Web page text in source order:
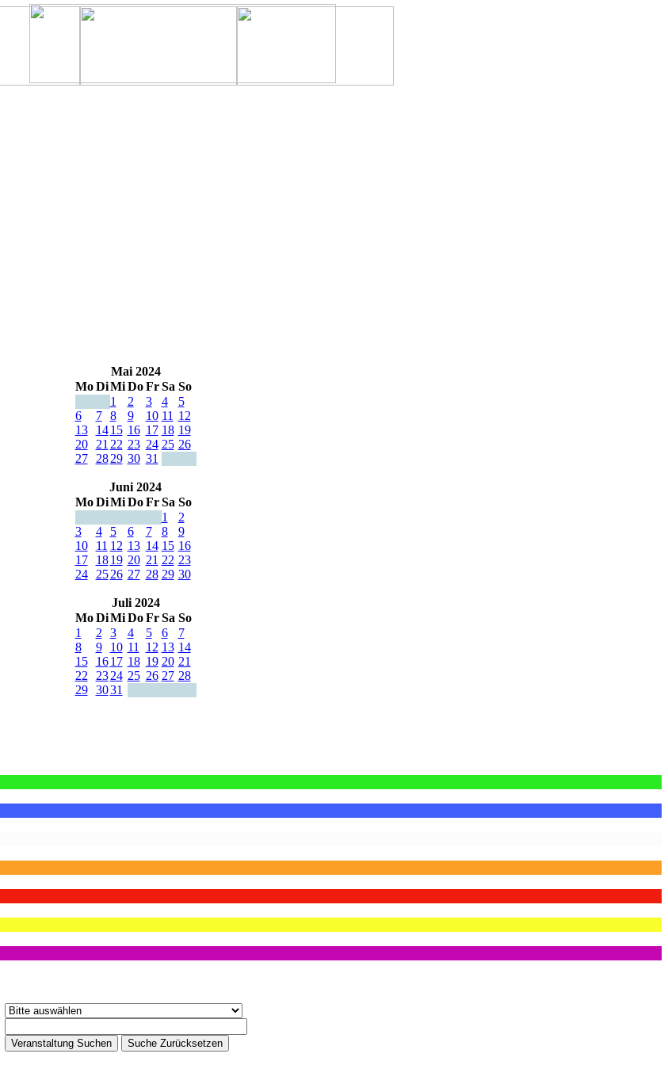
Mai 2024
Mo DiMi Do Fr Sa So
1
2 3 4
5
6
7 8 9 10 11 12
13
14 15 16 17 18 19
20
21 22 23 24 25 26
27
28 29 30 31
Juni 2024
Mo DiMi Do Fr Sa So
1
2
3
4 5 6 7 8
9
10
11 12 13 14 15 16
17
18 19 20 21 22 23
24
25 26 27 28 29 30
Juli 2024
Mo DiMi Do Fr Sa So
1
2 3 4 5 6
7
8
9 10 11 12 13 14
15
16 17 18 19 20 21
22
23 24 25 26 27 28
29
3031